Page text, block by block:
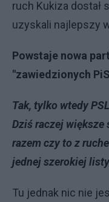
ruch Kukiza dostał
uzyskali najlepszy
Powstaje nowa
"zawiedzionych
Tak, tylko wtedy
Dziś raczej większe
razem czy to z
jednej szerokiej
Tu jednak nic nie